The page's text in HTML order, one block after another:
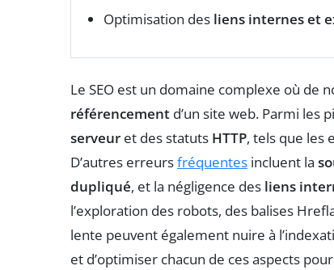
Optimisation des liens internes et
Le SEO est un domaine complexe où
référencement d’un site web. Parmi les
serveur et des statuts HTTP, tels que les
D’autres erreursfréquentes incluent la
dupliqué, et la négligence des liens
l’exploration des robots, des balises
lente peuvent également nuire à
et d’optimiser chacun de ces aspects